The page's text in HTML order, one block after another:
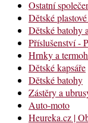
Ostatní
Dětské
Dětské batohy
Příslušenství -
Hrnky a
Dětské kapsáře
Dětské batohy
Zástěry a
Auto-moto
Heureka.cz |